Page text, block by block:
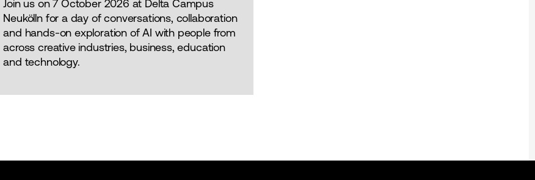
Join us on 7 October 2026 at Delta Campus
Neukölln for a day of conversations, collaboration
and hands-on exploration of AI with people from
across creative industries, business, education
and technology.